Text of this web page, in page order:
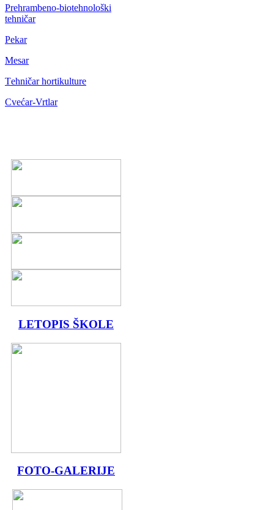
Prehrambeno-biotehnološki
tehničar
Pekar
Mesar
Тehničar hortikulture
Cvećar-Vrtlar
LETOPIS ŠKOLE
FOTO-GALERIJE